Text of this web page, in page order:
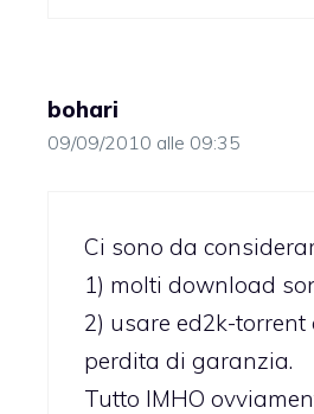
bohari
09/09/2010 alle 09:35
Ci sono da
1) molti download
2) usare ed2k-
perdita di garanzia.
Tutto IMHO